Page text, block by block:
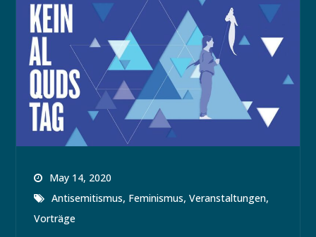
May 14, 2020
Antisemitismus, Feminismus,Veranstaltungen,
Vorträge